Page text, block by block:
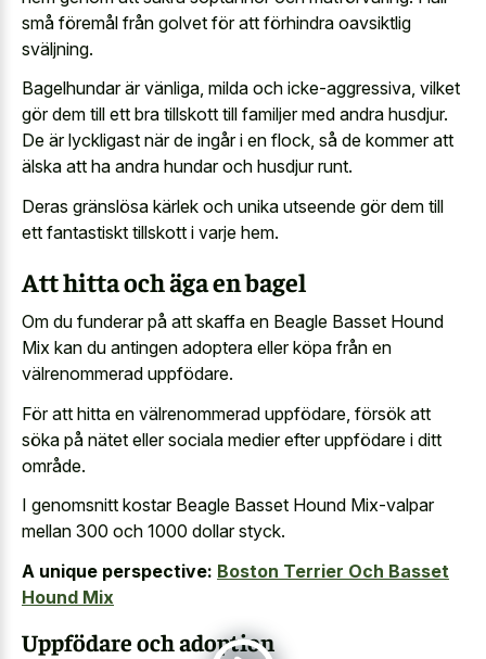
små föremål från golvet för att förhindra oavsiktlig
sväljning.
Bagelhundar är vänliga, milda och icke-aggressiva, vilket
gör dem till ett bra tillskott till familjer med andra husdjur.
De är lyckligast när de ingår i en flock, så de kommer att
älska att ha andra hundar och husdjur runt.
Deras gränslösa kärlek och unika utseende gör dem till
ett fantastiskt tillskott i varje hem.
Att hitta och äga en bagel
Om du funderar på att skaffa en Beagle Basset Hound
Mix kan du antingen adoptera eller köpa från en
välrenommerad uppfödare.
För att hitta en välrenommerad uppfödare, försök att
söka på nätet eller sociala medier efter uppfödare i ditt
område.
I genomsnitt kostar Beagle Basset Hound Mix-valpar
mellan 300 och 1000 dollar styck.
A unique perspective: Boston Terrier Och Basset
Hound Mix
Uppfödare och adoption